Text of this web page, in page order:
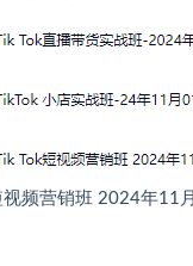
频营销班 2024年11